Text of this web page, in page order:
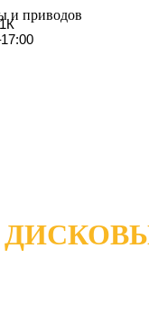
и приводов